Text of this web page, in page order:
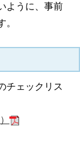
ように、事前
。
チェックリス